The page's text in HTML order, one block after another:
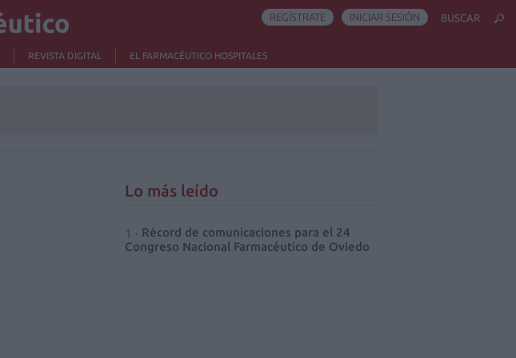
REVISTA DIGITAL EL FARMACÉUTICO HOSPITALES
REGÍSTRATE INICIAR SESIÓN BUSCAR
Lo más leído
Récord de comunicaciones para el 24
Congreso Nacional Farmacéutico de Oviedo